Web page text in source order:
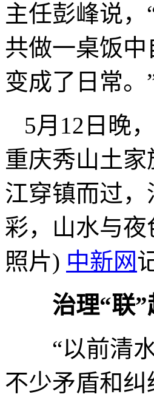
主任彭峰说
共做一桌饭
变成了日常。
5月12日晚
重庆秀山土
江穿镇而过
彩，山水与夜
照片) 中新网
治理“联”
“以前清水
不少矛盾和